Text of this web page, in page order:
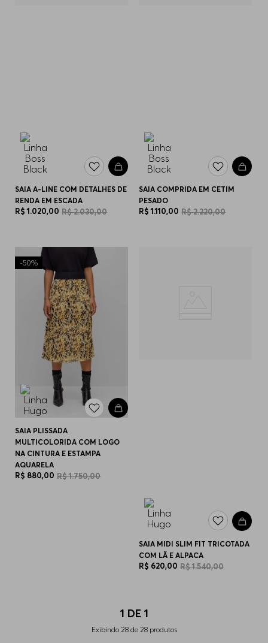
SAIA A-LINE COM DETALHES DE
RENDA EM ESCADA
R$ 1.020,00 R$2.030,00
SAIA COMPRIDA EM CETIM
PESADO
R$ 1.110,00 R$2.220,00
-50%
SAIA PLISSADA
MULTICOLORIDA COM LOGO
NA CINTURA E ESTAMPA
AQUARELA
R$ 880,00 R$1.750,00
SAIA MIDI SLIM FIT TRICOTADA
COM LÃ E ALPACA
R$ 620,00 R$1.540,00
1 DE 1
Exibindo 28de 28produtos